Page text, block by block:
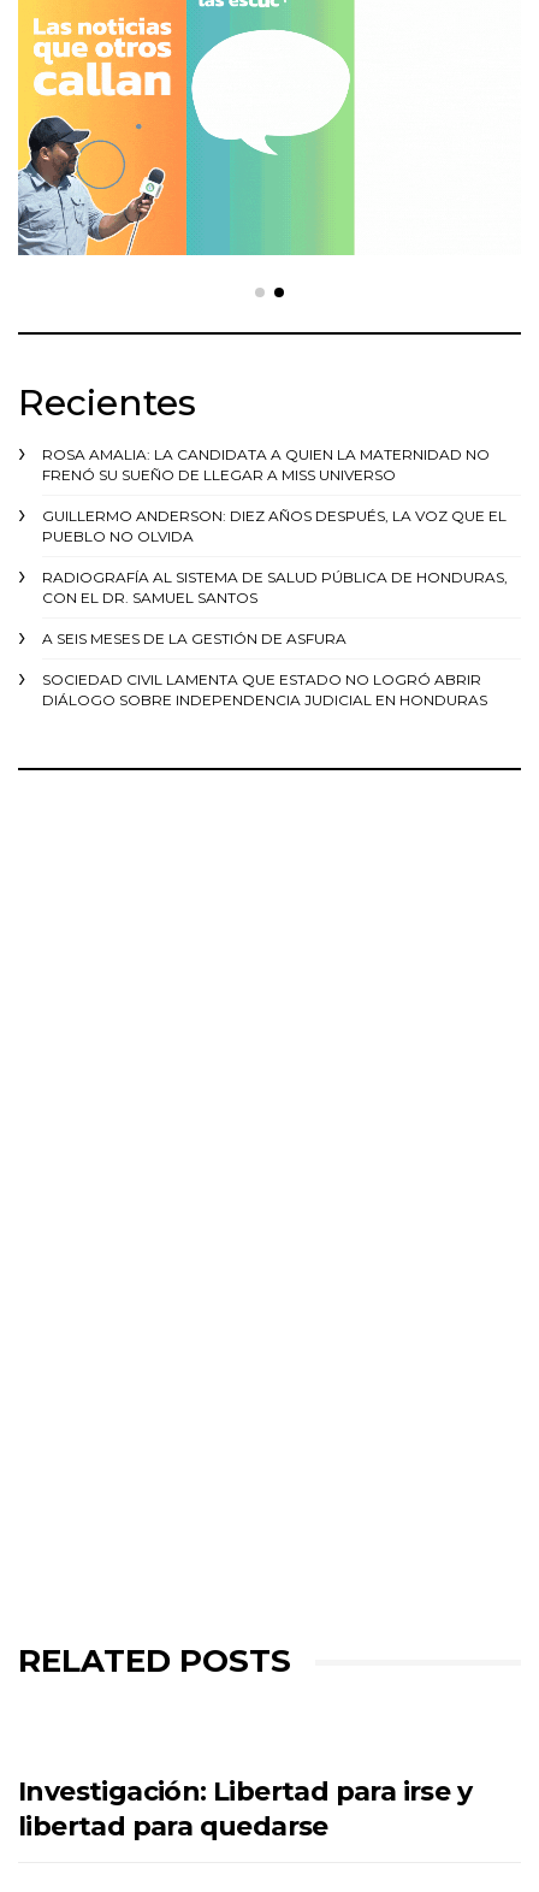
Recientes
ROSA AMALIA: LA CANDIDATA A QUIEN LA MATERNIDAD NO
FRENÓ SU SUEÑO DE LLEGAR A MISS UNIVERSO
GUILLERMO ANDERSON: DIEZ AÑOS DESPUÉS, LA VOZ QUE EL
PUEBLO NO OLVIDA
RADIOGRAFÍA AL SISTEMA DE SALUD PÚBLICA DE HONDURAS,
CON EL DR. SAMUEL SANTOS
A SEIS MESES DE LA GESTIÓN DE ASFURA
SOCIEDAD CIVIL LAMENTA QUE ESTADO NO LOGRÓ ABRIR
DIÁLOGO SOBRE INDEPENDENCIA JUDICIAL EN HONDURAS
RELATED POSTS
Investigación: Libertad para irse y
libertad para quedarse